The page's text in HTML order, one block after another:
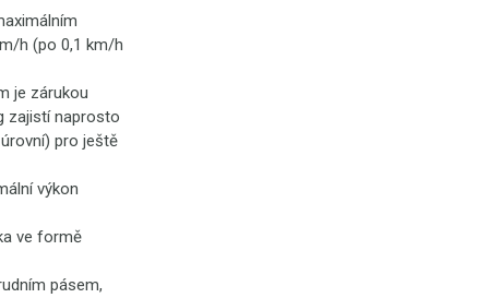
h (po 0,1 km/h
je zárukou
zajistí naprosto
pro ještě
výkon
ve formě
pásem,